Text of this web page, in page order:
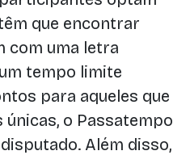
que encontrar
com uma letra
tempo limite
para aqueles que
o Passatempo
Além disso,